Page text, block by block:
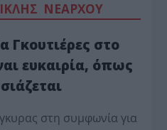
ΝΕΑΡΧΟΥ
Γκουτιέρες στο
ευκαιρία, όπως
στη συμφωνία για